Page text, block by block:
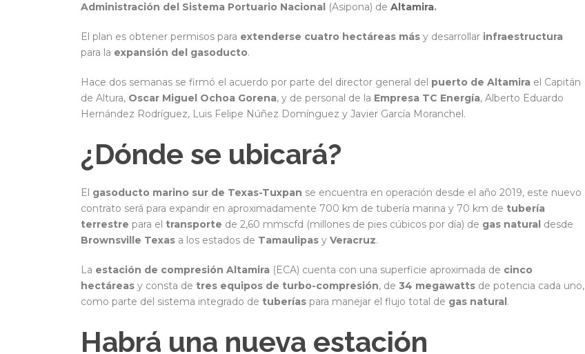
Administración del Sistema Portuario Nacional (Asipona) de Altamira.
El plan es obtener permisos para extenderse cuatro hectáreas más y desarrollar infraestructura
para la expansión del gasoducto.
Hace dos semanas se firmó el acuerdo por parte del director general del puerto de Altamira el Capitán
de Altura, Oscar Miguel Ochoa Gorena, y de personal de la Empresa TC Energía, Alberto Eduardo
Hernández Rodríguez, Luis Felipe Núñez Domínguez y Javier García Moranchel.
¿Dónde se ubicará?
El gasoducto marino sur de Texas-Tuxpan se encuentra en operación desde el año 2019, este nuevo
contrato será para expandir en aproximadamente 700 km de tubería marina y 70 km de tubería
terrestre para el transporte de 2,60 mmscfd (millones de pies cúbicos por día) de gas natural desde
Brownsville Texas a los estados de Tamaulipas y Veracruz.
La estación de compresión Altamira (ECA) cuenta con una superficie aproximada de cinco
hectáreas y consta de tres equipos de turbo-compresión, de 34 megawatts de potencia cada uno,
como parte del sistema integrado de tuberías para manejar el flujo total de gas natural .
Habrá una nueva estación